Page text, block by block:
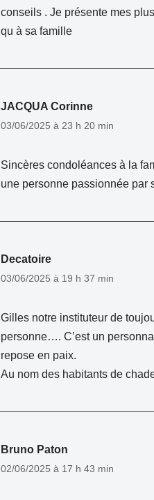
conseils . Je présente mes
qu à sa famille
JACQUA Corinne
03/06/2025 à 23 h 20 min
Sincères condoléances à la
une personne passionnée par
Decatoire
03/06/2025 à 19 h 37 min
Gilles notre instituteur de
personne…. C’est un
repose en paix.
Au nom des habitants de
Bruno Paton
02/06/2025 à 17 h 43 min